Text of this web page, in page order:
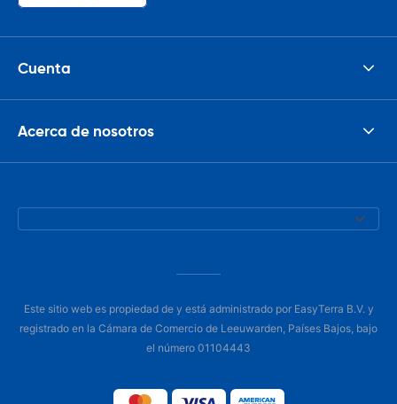
Cuenta
Acerca de nosotros
Este sitio web es propiedad de y está administrado por EasyTerra B.V. y
registrado en la Cámara de Comercio de Leeuwarden, Países Bajos, bajo
el número 01104443